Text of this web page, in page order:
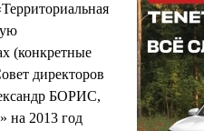
(конкретные
директоров
БОРИС,
2013 год